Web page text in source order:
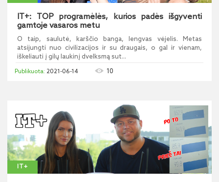
IT+: TOP programėlės, kurios padės išgyventi
gamtoje vasaros metu
O taip, saulutė, karščio banga, lengvas vėjelis. Metas
atsijungti nuo civilizacijos ir su draugais, o gal ir vienam,
iškeliauti į gilų laukinį dvelksmą sut...
2021-06-14 10
IT+